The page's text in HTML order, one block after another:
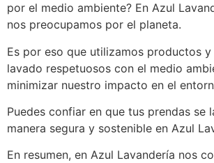
por el medio ambiente? En Azul
nos preocupamos por el planeta.
Es por eso que utilizamos productos
lavado respetuosos con el medio
minimizar nuestro impacto en el
Puedes confiar en que tus prendas se
manera segura y sostenible en Azul
En resumen, en Azul Lavandería nos